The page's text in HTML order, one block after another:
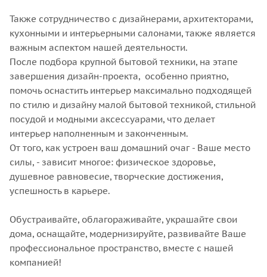
Также сотрудничество с дизайнерами, архитекторами,
кухонными и интерьерными салонами, также является
важным аспектом нашей деятельности.
После подбора крупной бытовой техники, на этапе
завершения дизайн-проекта, особенно приятно,
помочь оснастить интерьер максимально подходящей
по стилю и дизайну малой бытовой техникой, стильной
посудой и модными аксессуарами, что делает
интерьер наполненным и законченным.
От того, как устроен ваш домашний очаг - Ваше место
силы, - зависит многое: физическое здоровье,
душевное равновесие, творческие достижения,
успешность в карьере.
Обустраивайте, облагораживайте, украшайте свои
дома, оснащайте, модернизируйте, развивайте Ваше
профессиональное пространство, вместе с нашей
компанией!